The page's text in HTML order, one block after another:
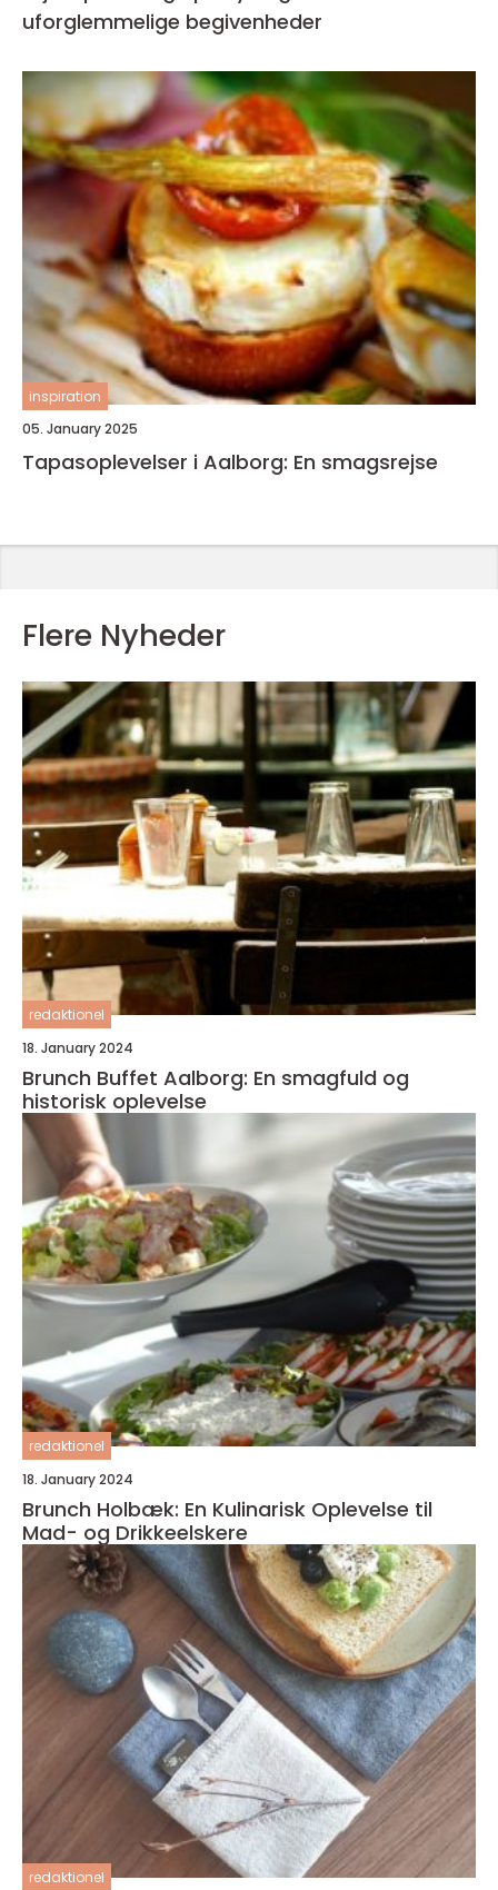
uforglemmelige begivenheder
inspiration
05. January 2025
Tapasoplevelser i Aalborg: En smagsrejse
Flere Nyheder
redaktionel
18. January 2024
Brunch Buffet Aalborg: En smagfuld og
historisk oplevelse
redaktionel
18. January 2024
Brunch Holbæk: En Kulinarisk Oplevelse til
Mad- og Drikkeelskere
redaktionel